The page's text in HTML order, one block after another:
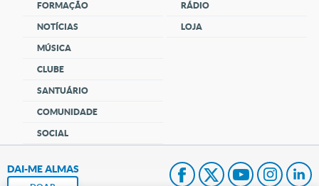
FORMAÇÃO
NOTÍCIAS
MÚSICA
CLUBE
SANTUÁRIO
COMUNIDADE
SOCIAL
RÁDIO
LOJA
DAI-ME ALMAS